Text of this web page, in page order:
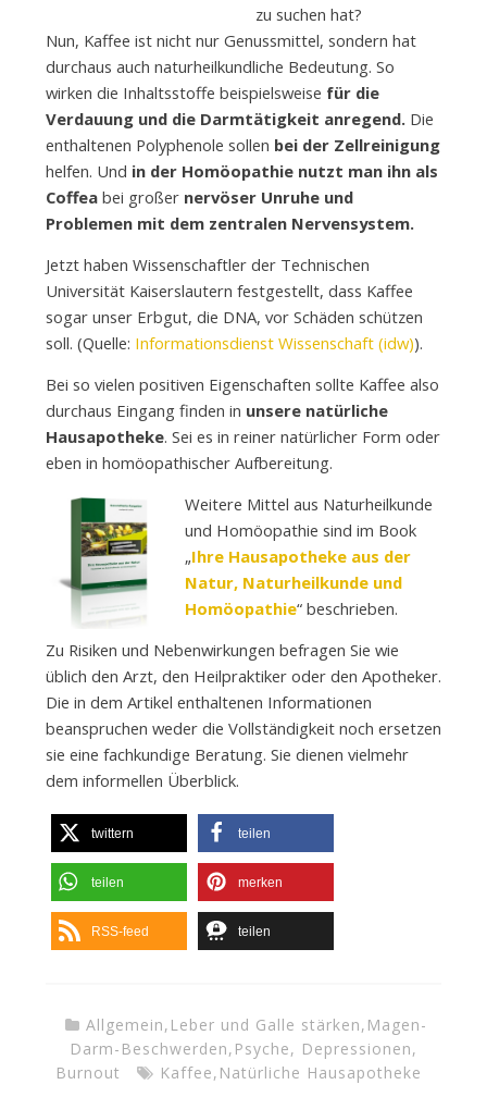
zu suchen hat?
Nun, Kaffee ist nicht nur Genussmittel, sondern hat
durchaus auch naturheilkundliche Bedeutung. So
wirken die Inhaltsstoffe beispielsweise für die
Verdauung und die Darmtätigkeit anregend.Die
enthaltenen Polyphenole sollen bei der Zellreinigung
helfen. Und in der Homöopathie nutzt man ihn als
Coffeabei großer nervöser Unruhe und
Problemen mit dem zentralen Nervensystem.
Jetzt haben Wissenschaftler der Technischen
Universität Kaiserslautern festgestellt, dass Kaffee
sogar unser Erbgut, die DNA, vor Schäden schützen
soll. (Quelle: Informationsdienst Wissenschaft (idw)).
Bei so vielen positiven Eigenschaften sollte Kaffee also
durchaus Eingang finden in unsere natürliche
Hausapotheke. Sei es in reiner natürlicher Form oder
eben in homöopathischer Aufbereitung.
Weitere Mittel aus Naturheilkunde
und Homöopathie sind im Book
„Ihre Hausapotheke aus der
Natur, Naturheilkunde und
Homöopathie“ beschrieben.
Zu Risiken und Nebenwirkungen befragen Sie wie
üblich den Arzt, den Heilpraktiker oder den Apotheker.
Die in dem Artikel enthaltenen Informationen
beanspruchen weder die Vollständigkeit noch ersetzen
sie eine fachkundige Beratung. Sie dienen vielmehr
dem informellen Überblick.
twittern teilen
teilen merken
RSS-feed teilen
Allgemein, Leber und Galle stärken, Magen-
Darm-Beschwerden, Psyche, Depressionen,
Burnout
Kaffee, Natürliche Hausapotheke